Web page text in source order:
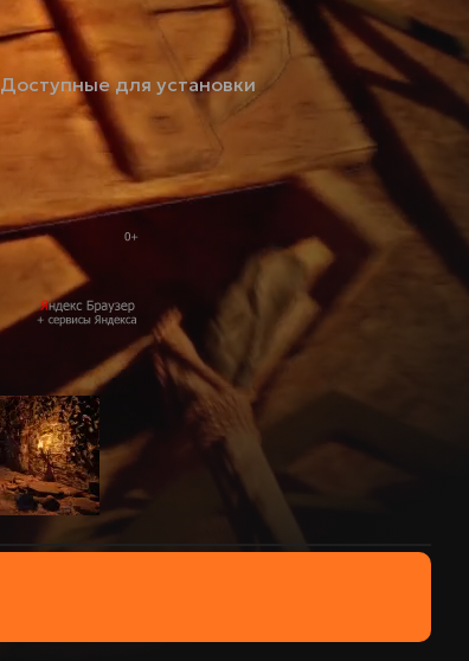
Доступные для установки